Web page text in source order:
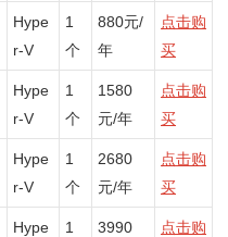
Hype
r-V
1
个
880元/
年
点击购
买
Hype
r-V
1
个
1580
元/年
点击购
买
Hype
r-V
1
个
2680
元/年
点击购
买
Hype
1
3990
点击购